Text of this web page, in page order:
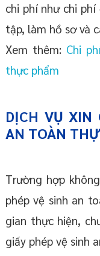
chi phí như chi
tập, làm hồ sơ và
Xem thêm: Chi
thực phẩm
DỊCH VỤ XIN
AN TOÀN
Trường hợp
phép vệ sinh an
gian thực hiện,
giấy phép vệ sinh